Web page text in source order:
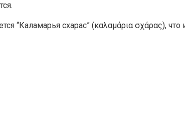
“Каламарья схарас” (καλαμάρια σχάρας),